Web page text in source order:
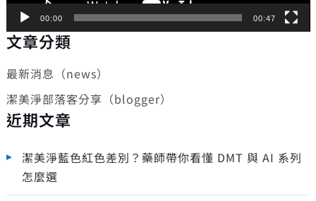
00:00 00:47
文章分類
最新消息（news）
潔美淨部落客分享（blogger）
近期文章
潔美淨藍色紅色差別？藥師帶你看懂 DMT 與 AI 系列
怎麼選